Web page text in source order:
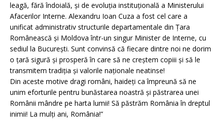
leagă, fără îndoială, și de evoluția instituțională a Ministerului
Afacerilor Interne. Alexandru Ioan Cuza a fost cel care a
unificat administrativ structurile departamentale din Țara
Românească și Moldova într-un singur Minister de Interne, cu
sediul la București. Sunt convinsă că fiecare dintre noi ne dorim
o țară sigură și prosperă în care să ne creștem copiii și să le
transmitem tradiția și valorile naționale neatinse!
Din aceste motive dragi români, haideți ca împreună să ne
unim eforturile pentru bunăstarea noastră și păstrarea unei
Românii mândre pe harta lumii! Să păstrăm România în dreptul
inimii! La mulți ani, România!”